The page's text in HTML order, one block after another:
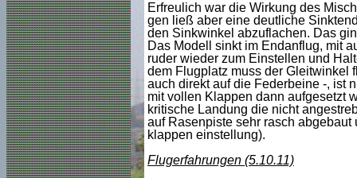
Erfreulich war die Wirkung des
gen ließ aber eine deutliche
den Sinkwinkel abzuflachen. Das
Das Modell sinkt im Endanflug, mit
ruder wieder zum Einstellen und
dem Flugplatz muss der Gleitwinkel
auch direkt auf die Federbeine -, ist
mit vollen Klappen dann aufgesetzt
kritische Landung die nicht
auf Rasenpiste sehr rasch
klappen einstellung).
Flugerfahrungen (5.10.11)